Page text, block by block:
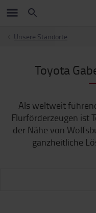
Unsere Standorte
Toyota
Als weltweit
Flurförderzeugen ist
der Nähe von
ganzheitliche